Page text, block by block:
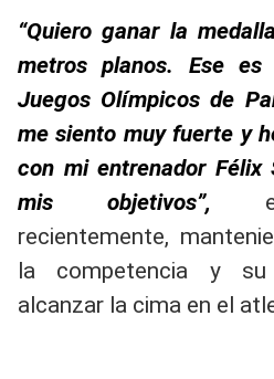
“Quiero ganar la
metros planos. Ese
Juegos Olímpicos de
me siento muy fuerte y
con mi entrenador Félix
mis objetivos”,
recientemente,
la competencia y su
alcanzar la cima en el